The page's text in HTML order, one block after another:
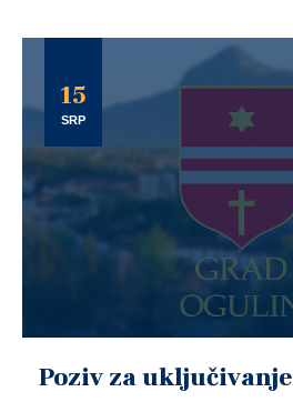
15
SRP
Poziv za uključivanje